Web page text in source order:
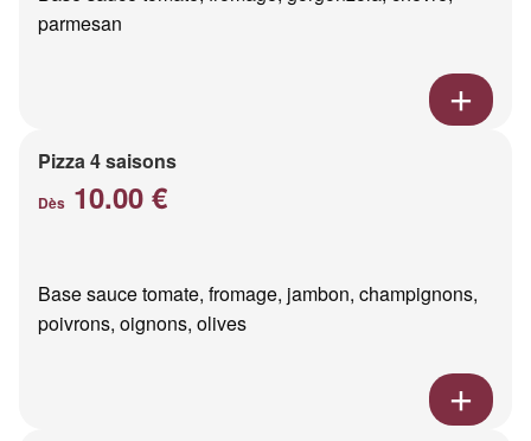
parmesan
Pizza 4 saisons
Dès 10.00 €
Base sauce tomate, fromage, jambon, champignons,
poivrons, oignons, olives